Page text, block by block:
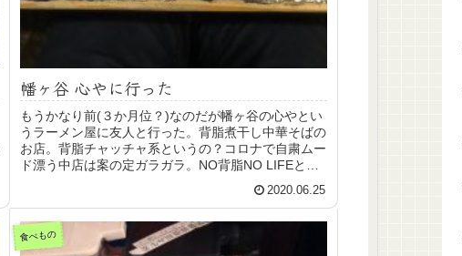
幡ヶ谷 心やに行った
もうかなり前(３か月位？)なのだが幡ヶ谷の心やとい
うラーメン屋に友人と行った。背脂煮干し中華そばの
お店。背脂チャッチャ系というの？コロナで自粛ムー
ド漂う中店は案の定ガラガラ。NO背脂NO LIFEとい
う店のキャッチコピーにたがわずものすごい...
2020.06.25
食べもの